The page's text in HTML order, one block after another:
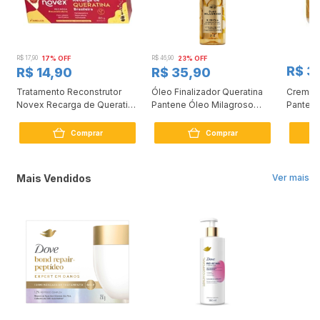
R$ 17,90 17% OFF
R$ 14,90
Tratamento Reconstrutor
Novex Recarga de Queratina
Comprar
R$ 46,90 23% OFF
R$ 35,90
Óleo Finalizador Queratina
Pantene Óleo Milagroso
Comprar
R$
Creme
Ver mais
Mais Vendidos